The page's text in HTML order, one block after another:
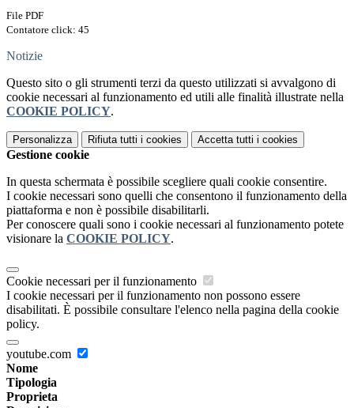
File PDF
Contatore click: 45
Notizie
Questo sito o gli strumenti terzi da questo utilizzati si avvalgono di
cookie necessari al funzionamento ed utili alle finalità illustrate nella
COOKIE POLICY.
Personalizza Rifiuta tutti i cookies Accetta tutti i cookies
Gestione cookie
In questa schermata è possibile scegliere quali cookie consentire.
I cookie necessari sono quelli che consentono il funzionamento della
piattaforma e non è possibile disabilitarli.
Per conoscere quali sono i cookie necessari al funzionamento potete
visionare la COOKIE POLICY.
Cookie necessari per il funzionamento
I cookie necessari per il funzionamento non possono essere
disabilitati. È possibile consultare l'elenco nella pagina della cookie
policy.
youtube.com
Nome
Tipologia
Proprieta